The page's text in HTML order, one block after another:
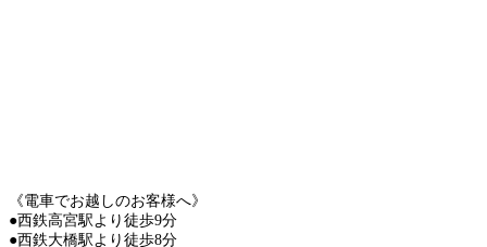
《電車でお越しのお客様へ》
●西鉄高宮駅より徒歩9分
●西鉄大橋駅より徒歩8分